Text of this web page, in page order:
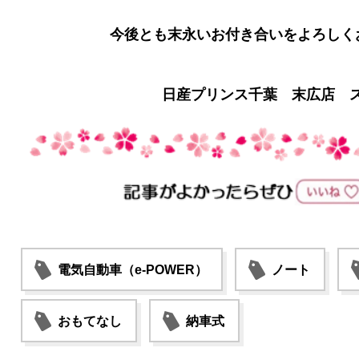
今後とも末永いお付き合いをよろし
日産プリンス千葉 末広店
電気自動車（e-POWER） ノート
おもてなし 納車式